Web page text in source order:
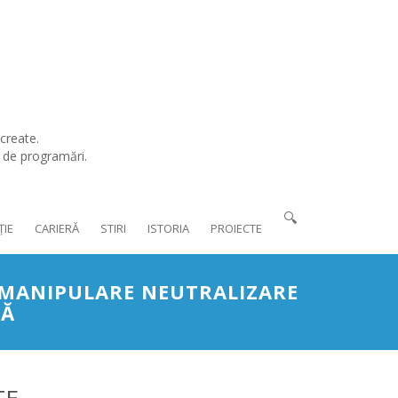
programări.
CARIERĂ STIRI ISTORIA PROIECTE
🔍
NEUTRALIZARE